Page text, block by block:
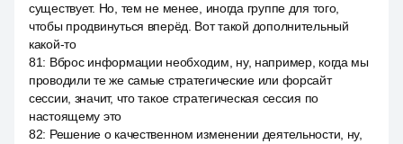
существует. Но, тем не менее, иногда группе для того,
чтобы продвинуться вперёд. Вот такой дополнительный
какой-то
81: Вброс информации необходим, ну, например, когда мы
проводили те же самые стратегические или форсайт
сессии, значит, что такое стратегическая сессия по
настоящему это
82: Решение о качественном изменении деятельности, ну,